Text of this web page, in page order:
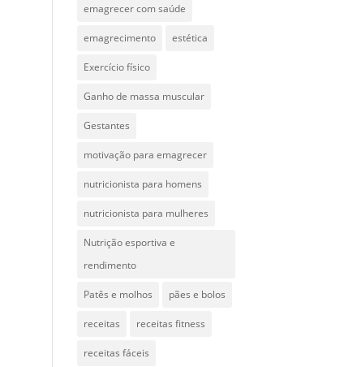
emagrecer com saúde
emagrecimento estética
Exercício físico
Ganho de massa muscular
Gestantes
motivação para emagrecer
nutricionista para homens
nutricionista para mulheres
Nutrição esportiva e
rendimento
Patês e molhos pães e bolos
receitas receitas fitness
receitas fáceis